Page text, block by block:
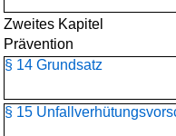
Zweites Kapitel
Prävention
§ 14 Grundsatz
§ 15